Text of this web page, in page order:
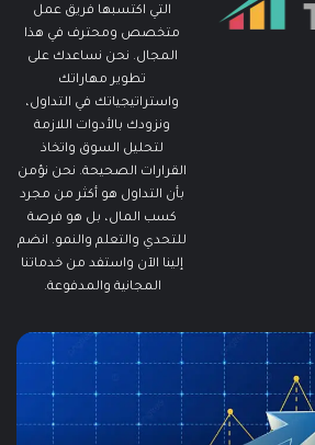
التي اكتسبها فريق عمل
متخصص ومحترف في هذا
المجال. نحن نساعدك على
تطوير مهاراتك
واستراتيجياتك في التداول،
ونزودك بالأدوات اللازمة
لتحليل السوق واتخاذ
القرارات الصحيحة. نحن نؤمن
بأن التداول هو أكثر من مجرد
كسب المال، بل هو فرصة
للتحدي والتعلم والنمو. انضم
إلينا الآن واستفد من خدماتنا
المجانية والمدفوعة.